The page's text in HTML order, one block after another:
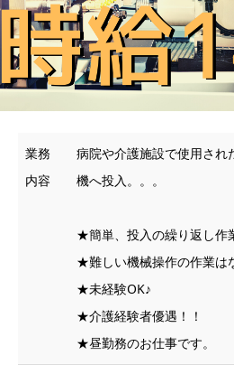
業務
内容
病院や介護施設で使用され
機へ投入。。。
★簡単、投入の繰り返し作
★難しい機械操作の作業は
★未経験OK♪
★介護経験者優遇！！
★昼勤務のお仕事です。